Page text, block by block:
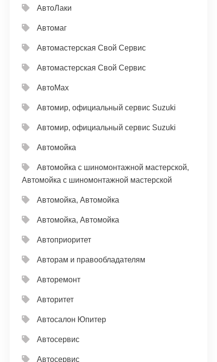
АвтоЛаки
Автомаг
Автомастерская Свой Сервис
Автомастерская Свой Сервис
АвтоМах
Автомир, официальный сервис Suzuki
Автомир, официальный сервис Suzuki
Автомойка
Автомойка с шиномонтажной мастерской,
Автомойка с шиномонтажной мастерской
Автомойка, Автомойка
Автомойка, Автомойка
Автоприоритет
Авторам и правообладателям
Авторемонт
Авторитет
Автосалон Юпитер
Автосервис
Автосервис